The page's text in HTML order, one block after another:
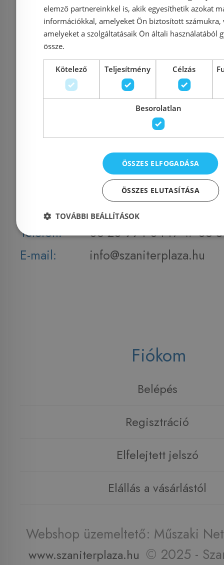
Általános Szerződési Feltételek
Impresszum
Elérhetőségek
1135 Budapest, Reitter
56.
Hétfő - Péntek: 9-17 ::
2026. 08.08. ZÁRVA
Telefon:
06 20 994 0447::06
E-mail:
info@szaniterplaza.hu
Fiókom
Belépés
Regisztráció
Elfelejtett jelszó
Elállás a vásárlástól
Webshop üzemeltető: Műszaki
www.szaniterplaza.hu © 2025 -
elemző partnereinkkel is, akik egyesíthetik azokat
információkkal, amelyeket Ön biztosított számukra,
amelyeket a szolgáltatásaik Ön általi használatából
össze.
Kötelező Teljesítmény Célzás
Besorolatlan
ÖSSZES ELFOGADÁSA
ÖSSZES ELUTASÍTÁSA
TOVÁBBI BEÁLLÍTÁSOK